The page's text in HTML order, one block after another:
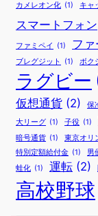
カメレオン化 (1) キャ
スマートフォン
ファミペイ (1) ファ
ブレグジット (1) ボク
ラグビー
仮想通貨 (2) 保
大リーグ (1) 子役 (1)
暗号通貨 (1) 東京オリ
特別定額給付金 (1) 男
蛙化 (1) 運転 (2)
高校野球